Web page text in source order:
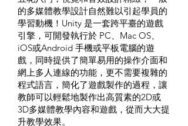
的多媒體教學設計自然難以引起學員的
學習動機！Unity 是一套跨平臺的遊戲
引擎，可開發執行於 PC、Mac OS、
iOS或Android 手機或平板電腦的遊
戲，同時提供了簡單易用的操作介面和
網上多人連線的功能，更不需要複雜的
程式語言，簡化了遊戲製作的過程，讓
教師可以輕鬆地製作出高質素的2D或
3D多媒體教學內容和遊戲，從而大大提
升教學效果。